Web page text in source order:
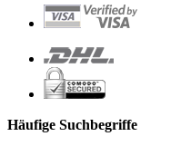
Häufige Suchbegriffe